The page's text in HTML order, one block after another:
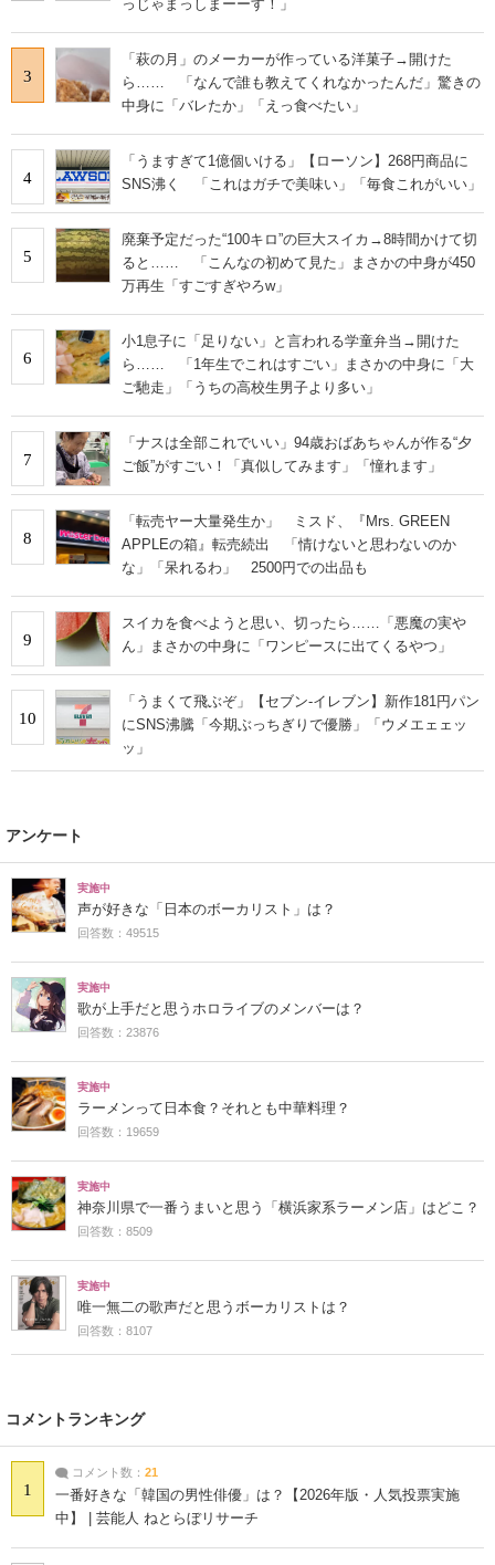
っじゃまっしまーーす！」
3
「萩の月」のメーカーが作っている洋菓子→開けた
ら…… 「なんで誰も教えてくれなかったんだ」驚きの
中身に「バレたか」「えっ食べたい」
4
「うますぎて1億個いける」【ローソン】268円商品に
SNS沸く 「これはガチで美味い」「毎食これがいい」
5
廃棄予定だった“100キロ”の巨大スイカ→8時間かけて切
ると…… 「こんなの初めて見た」まさかの中身が450
万再生「すごすぎやろw」
6
小1息子に「足りない」と言われる学童弁当→開けた
ら…… 「1年生でこれはすごい」まさかの中身に「大
ご馳走」「うちの高校生男子より多い」
7
「ナスは全部これでいい」94歳おばあちゃんが作る“夕
ご飯”がすごい！「真似してみます」「憧れます」
8
「転売ヤー大量発生か」 ミスド、『Mrs. GREEN
APPLEの箱』転売続出 「情けないと思わないのか
な」「呆れるわ」 2500円での出品も
9
スイカを食べようと思い、切ったら……「悪魔の実や
ん」まさかの中身に「ワンピースに出てくるやつ」
10
「うまくて飛ぶぞ」【セブン‐イレブン】新作181円パン
にSNS沸騰「今期ぶっちぎりで優勝」「ウメエェェッ
ッ」
アンケート
実施中
声が好きな「日本のボーカリスト」は？
回答数：49515
実施中
歌が上手だと思うホロライブのメンバーは？
回答数：23876
実施中
ラーメンって日本食？それとも中華料理？
回答数：19659
実施中
神奈川県で一番うまいと思う「横浜家系ラーメン店」はどこ？
回答数：8509
実施中
唯一無二の歌声だと思うボーカリストは？
回答数：8107
コメントランキング
1
コメント数： 21
一番好きな「韓国の男性俳優」は？【2026年版・人気投票実施
中】 | 芸能人 ねとらぼリサーチ